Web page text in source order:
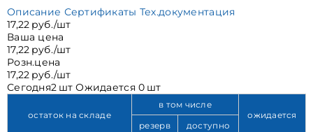
Описание Сертификаты Тех.документация
17,22 руб./шт
Ваша цена
17,22 руб./шт
Розн.цена
17,22 руб./шт
Сегодня2 шт Ожидается 0 шт
остаток на складе
в том числе
ожидается
резерв
доступно